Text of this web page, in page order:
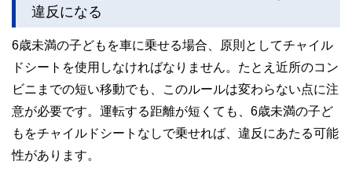
違反になる
6歳未満の子どもを車に乗せる場合、原則としてチャイル
ドシートを使用しなければなりません。たとえ近所のコン
ビニまでの短い移動でも、このルールは変わらない点に注
意が必要です。運転する距離が短くても、6歳未満の子ど
もをチャイルドシートなしで乗せれば、違反にあたる可能
性があります。